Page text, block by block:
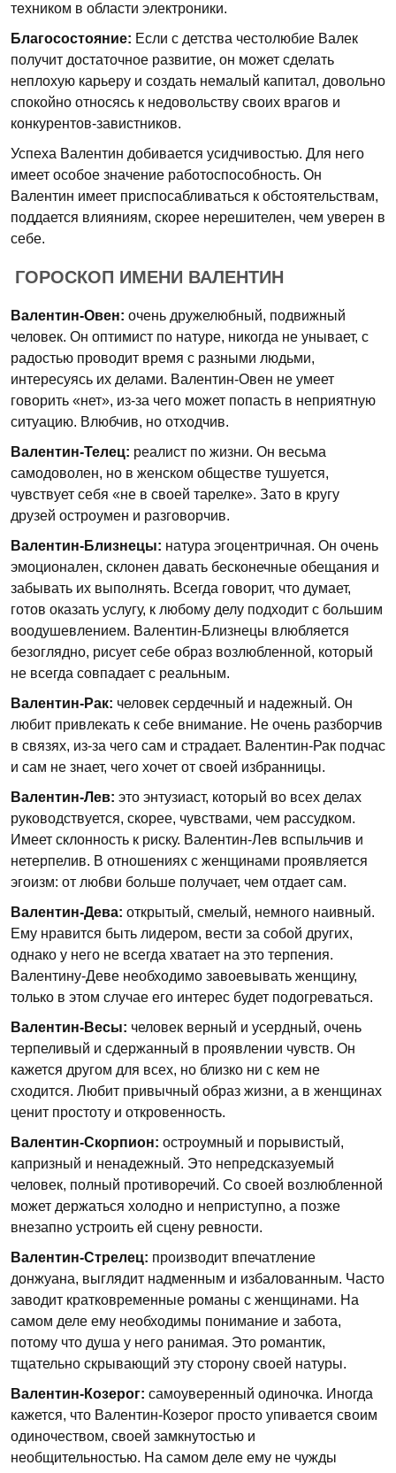
техником в области электроники.
Благосостояние: Если с детства честолюбие Валек
получит достаточное развитие, он может сделать
неплохую карьеру и создать немалый капитал, довольно
спокойно относясь к недовольству своих врагов и
конкурентов-завистников.
Успеха Валентин добивается усидчивостью. Для него
имеет особое значение работоспособность. Он
Валентин имеет приспосабливаться к обстоятельствам,
поддается влияниям, скорее нерешителен, чем уверен в
себе.
ГОРОСКОП ИМЕНИ ВАЛЕНТИН
Валентин-Овен: очень дружелюбный, подвижный
человек. Он оптимист по натуре, никогда не унывает, с
радостью проводит время с разными людьми,
интересуясь их делами. Валентин-Овен не умеет
говорить «нет», из-за чего может попасть в неприятную
ситуацию. Влюбчив, но отходчив.
Валентин-Телец: реалист по жизни. Он весьма
самодоволен, но в женском обществе тушуется,
чувствует себя «не в своей тарелке». Зато в кругу
друзей остроумен и разговорчив.
Валентин-Близнецы: натура эгоцентричная. Он очень
эмоционален, склонен давать бесконечные обещания и
забывать их выполнять. Всегда говорит, что думает,
готов оказать услугу, к любому делу подходит с большим
воодушевлением. Валентин-Близнецы влюбляется
безоглядно, рисует себе образ возлюбленной, который
не всегда совпадает с реальным.
Валентин-Рак: человек сердечный и надежный. Он
любит привлекать к себе внимание. Не очень разборчив
в связях, из-за чего сам и страдает. Валентин-Рак подчас
и сам не знает, чего хочет от своей избранницы.
Валентин-Лев: это энтузиаст, который во всех делах
руководствуется, скорее, чувствами, чем рассудком.
Имеет склонность к риску. Валентин-Лев вспыльчив и
нетерпелив. В отношениях с женщинами проявляется
эгоизм: от любви больше получает, чем отдает сам.
Валентин-Дева: открытый, смелый, немного наивный.
Ему нравится быть лидером, вести за собой других,
однако у него не всегда хватает на это терпения.
Валентину-Деве необходимо завоевывать женщину,
только в этом случае его интерес будет подогреваться.
Валентин-Весы: человек верный и усердный, очень
терпеливый и сдержанный в проявлении чувств. Он
кажется другом для всех, но близко ни с кем не
сходится. Любит привычный образ жизни, а в женщинах
ценит простоту и откровенность.
Валентин-Скорпион: остроумный и порывистый,
капризный и ненадежный. Это непредсказуемый
человек, полный противоречий. Со своей возлюбленной
может держаться холодно и неприступно, а позже
внезапно устроить ей сцену ревности.
Валентин-Стрелец: производит впечатление
донжуана, выглядит надменным и избалованным. Часто
заводит кратковременные романы с женщинами. На
самом деле ему необходимы понимание и забота,
потому что душа у него ранимая. Это романтик,
тщательно скрывающий эту сторону своей натуры.
Валентин-Козерог: самоуверенный одиночка. Иногда
кажется, что Валентин-Козерог просто упивается своим
одиночеством, своей замкнутостью и
необщительностью. На самом деле ему не чужды